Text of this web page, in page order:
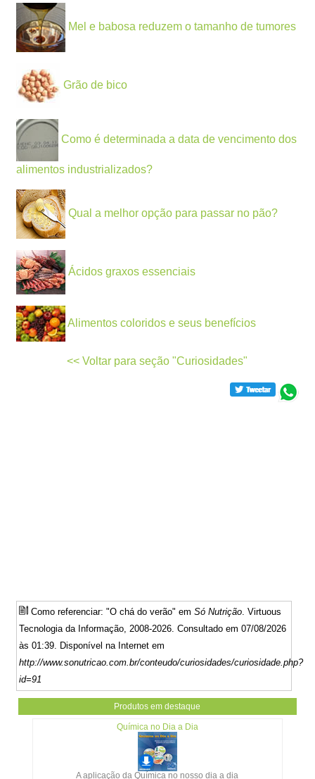
Mel e babosa reduzem o tamanho de tumores
Grão de bico
Como é determinada a data de vencimento dos
alimentos industrializados?
Qual a melhor opção para passar no pão?
Ácidos graxos essenciais
Alimentos coloridos e seus benefícios
<< Voltar para seção "Curiosidades"
Como referenciar: "O chá do verão" emSó Nutrição . Virtuous
Tecnologia da Informação, 2008-2026. Consultado em 07/08/2026
às 01:39. Disponível na Internet em
http://www.sonutricao.com.br/conteudo/curiosidades/curiosidade.php?
id=91
Produtos em destaque
Química no Dia a Dia
A aplicação da Química no nosso dia a dia